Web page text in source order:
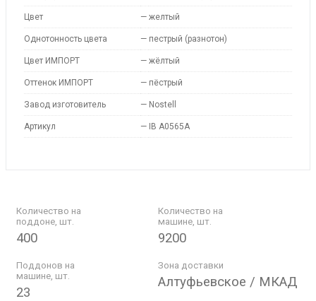
Цвет — желтый
Однотонность цвета — пестрый (разнотон)
Цвет ИМПОРТ — жёлтый
Оттенок ИМПОРТ — пёстрый
Завод изготовитель — Nostell
Артикул — IB A0565A
Количество на
поддоне, шт.
400
Количество на
машине, шт.
9200
Поддонов на
машине, шт.
23
Зона доставки
Алтуфьевское / МКАД